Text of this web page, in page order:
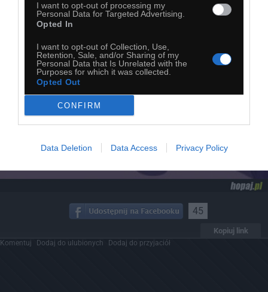
I want to opt-out of processing my
Personal Data for Targeted Advertising.
Opted In
I want to opt-out of Collection, Use,
Retention, Sale, and/or Sharing of my
Personal Data that Is Unrelated with the
Purposes for which it was collected.
Opted Out
CONFIRM
Data Deletion Data Access Privacy Policy
45
Kopiuj link
Komentuj Dodaj do ulubionych Dodaj do przyjaciół